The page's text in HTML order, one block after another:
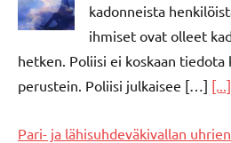
kadonneista
ihmiset ovat olleet
hetken. Poliisi ei koskaan tiedota
perustein. Poliisi julkaisee […] [...]
Pari- ja lähisuhdeväkivallan